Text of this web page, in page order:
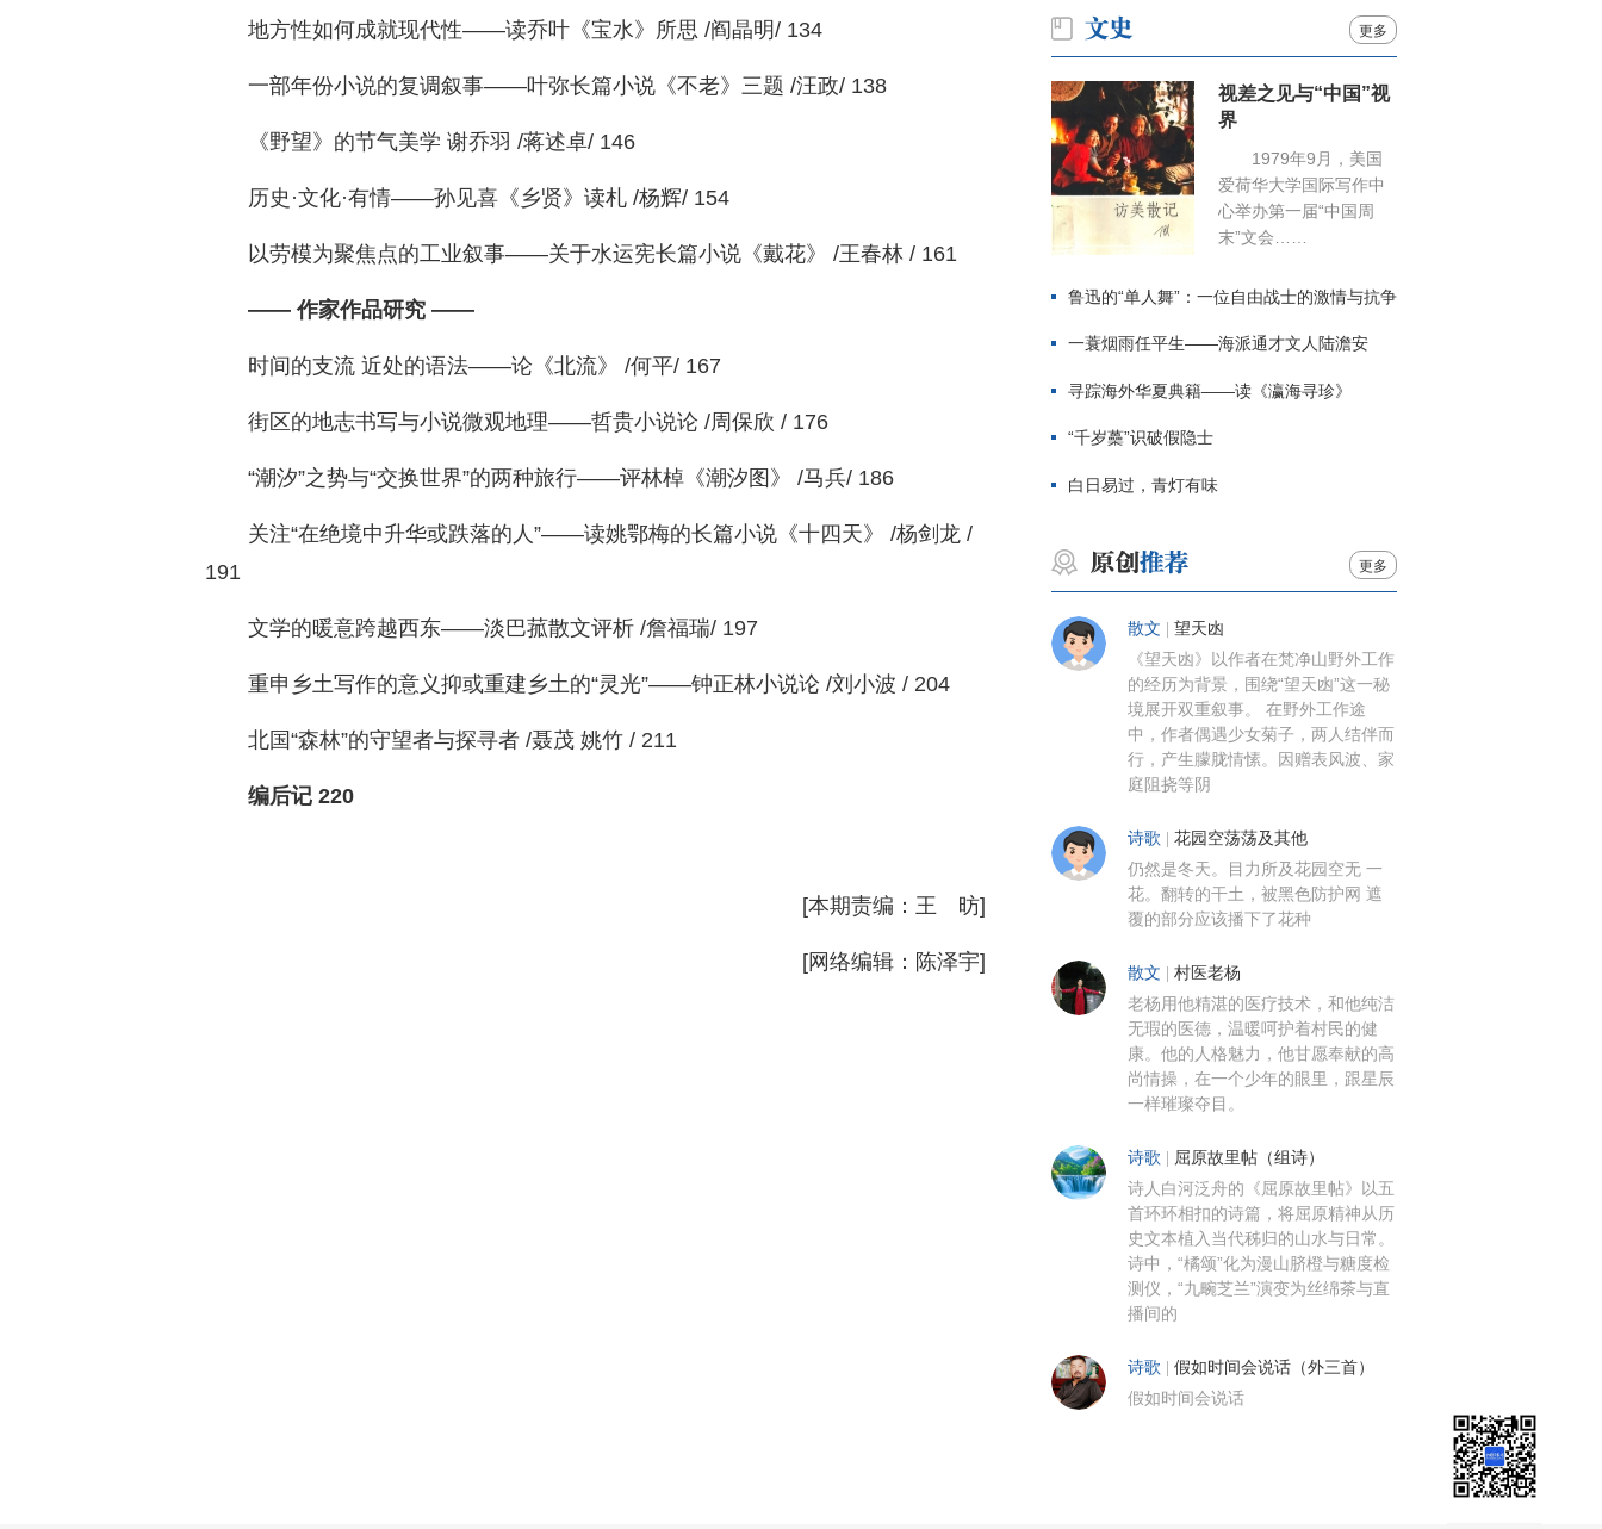
地方性如何成就现代性——读乔叶《宝水》所思 /阎晶明/ 134
一部年份小说的复调叙事——叶弥长篇小说《不老》三题 /汪政/ 138
《野望》的节气美学 谢乔羽 /蒋述卓/ 146
历史·文化·有情——孙见喜《乡贤》读札 /杨辉/ 154
以劳模为聚焦点的工业叙事——关于水运宪长篇小说《戴花》 /王春林 / 161
—— 作家作品研究 ——
时间的支流 近处的语法——论《北流》 /何平/ 167
街区的地志书写与小说微观地理——哲贵小说论 /周保欣 / 176
“潮汐”之势与“交换世界”的两种旅行——评林棹《潮汐图》 /马兵/ 186
关注“在绝境中升华或跌落的人”——读姚鄂梅的长篇小说《十四天》 /杨剑龙 /
191
文学的暖意跨越西东——淡巴菰散文评析 /詹福瑞/ 197
重申乡土写作的意义抑或重建乡土的“灵光”——钟正林小说论 /刘小波 / 204
北国“森林”的守望者与探寻者 /聂茂 姚竹 / 211
编后记 220
[本期责编：王 昉]
[网络编辑：陈泽宇]
更多
视差之见与“中国”视
界
1979年9月，美国
爱荷华大学国际写作中
心举办第一届“中国周
末”文会……
鲁迅的“单人舞”：一位自由战士的激情与抗争
一蓑烟雨任平生——海派通才文人陆澹安
寻踪海外华夏典籍——读《瀛海寻珍》
“千岁蘽”识破假隐士
白日易过，青灯有味
更多
散文 望天凼
《望天凼》以作者在梵净山野外工作
的经历为背景，围绕“望天凼”这一秘
境展开双重叙事。 在野外工作途
中，作者偶遇少女菊子，两人结伴而
行，产生朦胧情愫。因赠表风波、家
庭阻挠等阴
诗歌 花园空荡荡及其他
仍然是冬天。目力所及花园空无 一
花。翻转的干土，被黑色防护网 遮
覆的部分应该播下了花种
散文 村医老杨
老杨用他精湛的医疗技术，和他纯洁
无瑕的医德，温暖呵护着村民的健
康。他的人格魅力，他甘愿奉献的高
尚情操，在一个少年的眼里，跟星辰
一样璀璨夺目。
诗歌 屈原故里帖（组诗）
诗人白河泛舟的《屈原故里帖》以五
首环环相扣的诗篇，将屈原精神从历
史文本植入当代秭归的山水与日常。
诗中，“橘颂”化为漫山脐橙与糖度检
测仪，“九畹芝兰”演变为丝绵茶与直
播间的
诗歌 假如时间会说话（外三首）
假如时间会说话